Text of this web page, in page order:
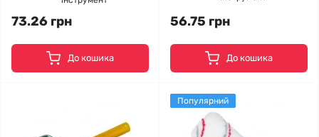
73.26 грн
До кошика
56.75 грн
До кошика
Популярний